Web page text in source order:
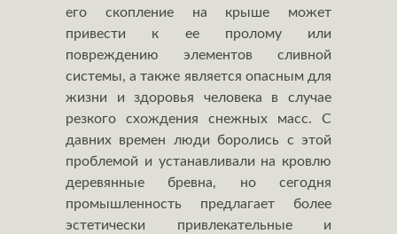
его скопление на крыше может
привести к ее пролому или
повреждению элементов сливной
системы, а также является опасным для
жизни и здоровья человека в случае
резкого схождения снежных масс. С
давних времен люди боролись с этой
проблемой и устанавливали на кровлю
деревянные бревна, но сегодня
промышленность предлагает более
эстетически привлекательные и